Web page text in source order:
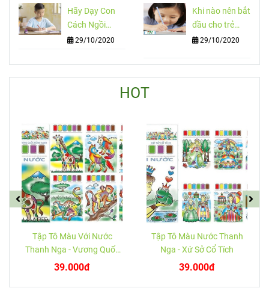
Hãy Dạy Con
Cách Ngồi
Đúng Cách !
29/10/2020
Khi nào nên bắt
đầu cho trẻ
luyện viết chữ
29/10/2020
HOT
Tập Tô Màu Với Nước
Thanh Nga - Vương Quốc
Rừng Xanh
39.000đ
Tập Tô Màu Nước Thanh
Nga - Xứ Sở Cổ Tích
39.000đ